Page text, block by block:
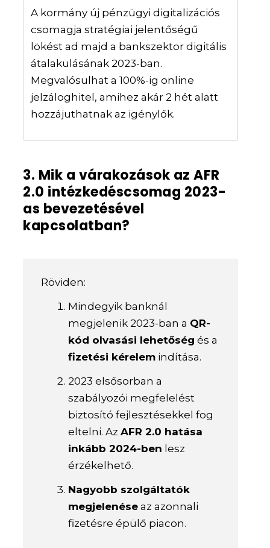
A kormány új pénzügyi digitalizációs
csomagja stratégiai jelentőségű
lökést ad majd a bankszektor digitális
átalakulásának 2023-ban.
Megvalósulhat a 100%-ig online
jelzáloghitel, amihez akár 2 hét alatt
hozzájuthatnak az igénylők.
3. Mik a várakozások az AFR
2.0 intézkedéscsomag 2023-
as bevezetésével
kapcsolatban?
Röviden:
Mindegyik banknál
megjelenik 2023-ban a QR-
kód olvasási lehetőség és a
fizetési kérelem indítása.
2023 elsősorban a
szabályozói megfelelést
biztosító fejlesztésekkel fog
eltelni. AzAFR 2.0 hatása
inkább 2024-ben lesz
érzékelhető.
Nagyobb szolgáltatók
megjelenése az azonnali
fizetésre épülő piacon.